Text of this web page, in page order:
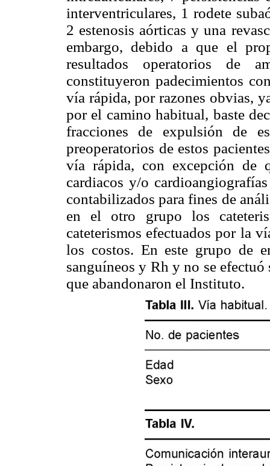
interventriculares, 1 rodete
2 estenosis aórticas y una
embargo, debido a que el
resultados operatorios de
constituyeron padecimientos
vía rápida, por razones obvias,
por el camino habitual, baste
fracciones de expulsión de
preoperatorios de estos
vía rápida, con excepción de
cardiacos y/o
contabilizados para fines de
en el otro grupo los
cateterismos efectuados por la
los costos. En este grupo de
sanguíneos y Rh y no se
que abandonaron el Instituto.